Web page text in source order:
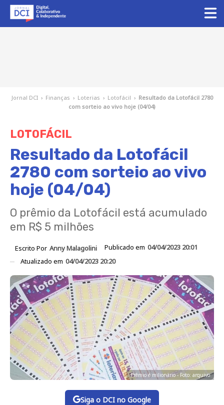
Jornal DCI › Finanças › Loterias › Lotofácil › Resultado da Lotofácil 2780
com sorteio ao vivo hoje (04/04)
LOTOFÁCIL
Resultado da Lotofácil
2780 com sorteio ao vivo
hoje (04/04)
O prêmio da Lotofácil está acumulado
em R$ 5 milhões
Escrito Por Anny Malagolini Publicado em 04/04/2023 20:01
Atualizado em 04/04/2023 20:20
Prêmio é milionário - Foto: arquivo
Siga o DCI no Google